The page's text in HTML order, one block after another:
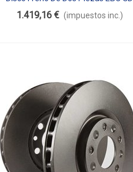
Flotante SG2FC2197
1.419,16 € (impuestos inc.)